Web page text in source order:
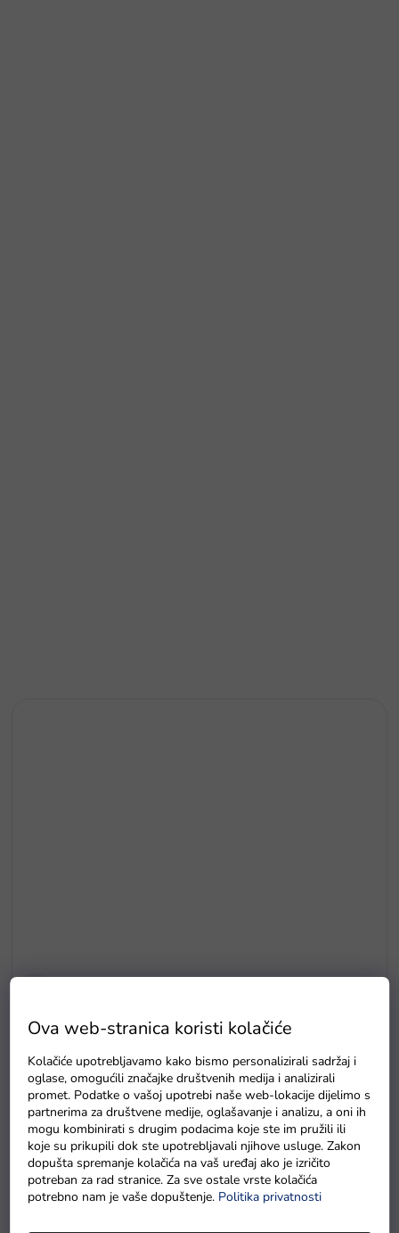
Ova web-stranica koristi kolačiće
Kolačiće upotrebljavamo kako bismo personalizirali sadržaj i
oglase, omogućili značajke društvenih medija i analizirali
promet. Podatke o vašoj upotrebi naše web-lokacije dijelimo s
partnerima za društvene medije, oglašavanje i analizu, a oni ih
mogu kombinirati s drugim podacima koje ste im pružili ili
koje su prikupili dok ste upotrebljavali njihove usluge. Zakon
dopušta spremanje kolačića na vaš uređaj ako je izričito
potreban za rad stranice. Za sve ostale vrste kolačića
potrebno nam je vaše dopuštenje. Politika privatnosti